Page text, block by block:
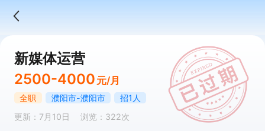
新媒体运营
2500-4000 元/月
全职 濮阳市-濮阳市
招1人
更新：7月10日
浏览：322次